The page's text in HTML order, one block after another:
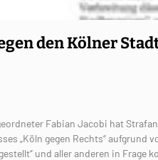
den Kölner
Fabian Jacobi hat
„Köln gegen Rechts“ aufgrund
und aller anderen in Frage